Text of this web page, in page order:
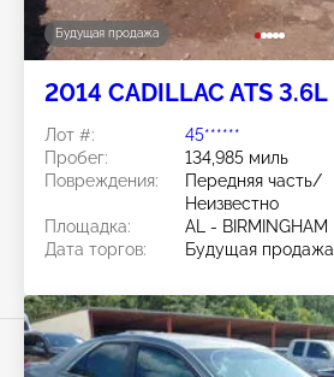
Будущая продажа
2014 CADILLAC ATS 3.6L
Лот #:
45******
Пробег:
134,985 миль
Повреждения:
Передняя часть/
Неизвестно
Площадка:
AL - BIRMINGHAM
Дата торгов:
Будущая продажа